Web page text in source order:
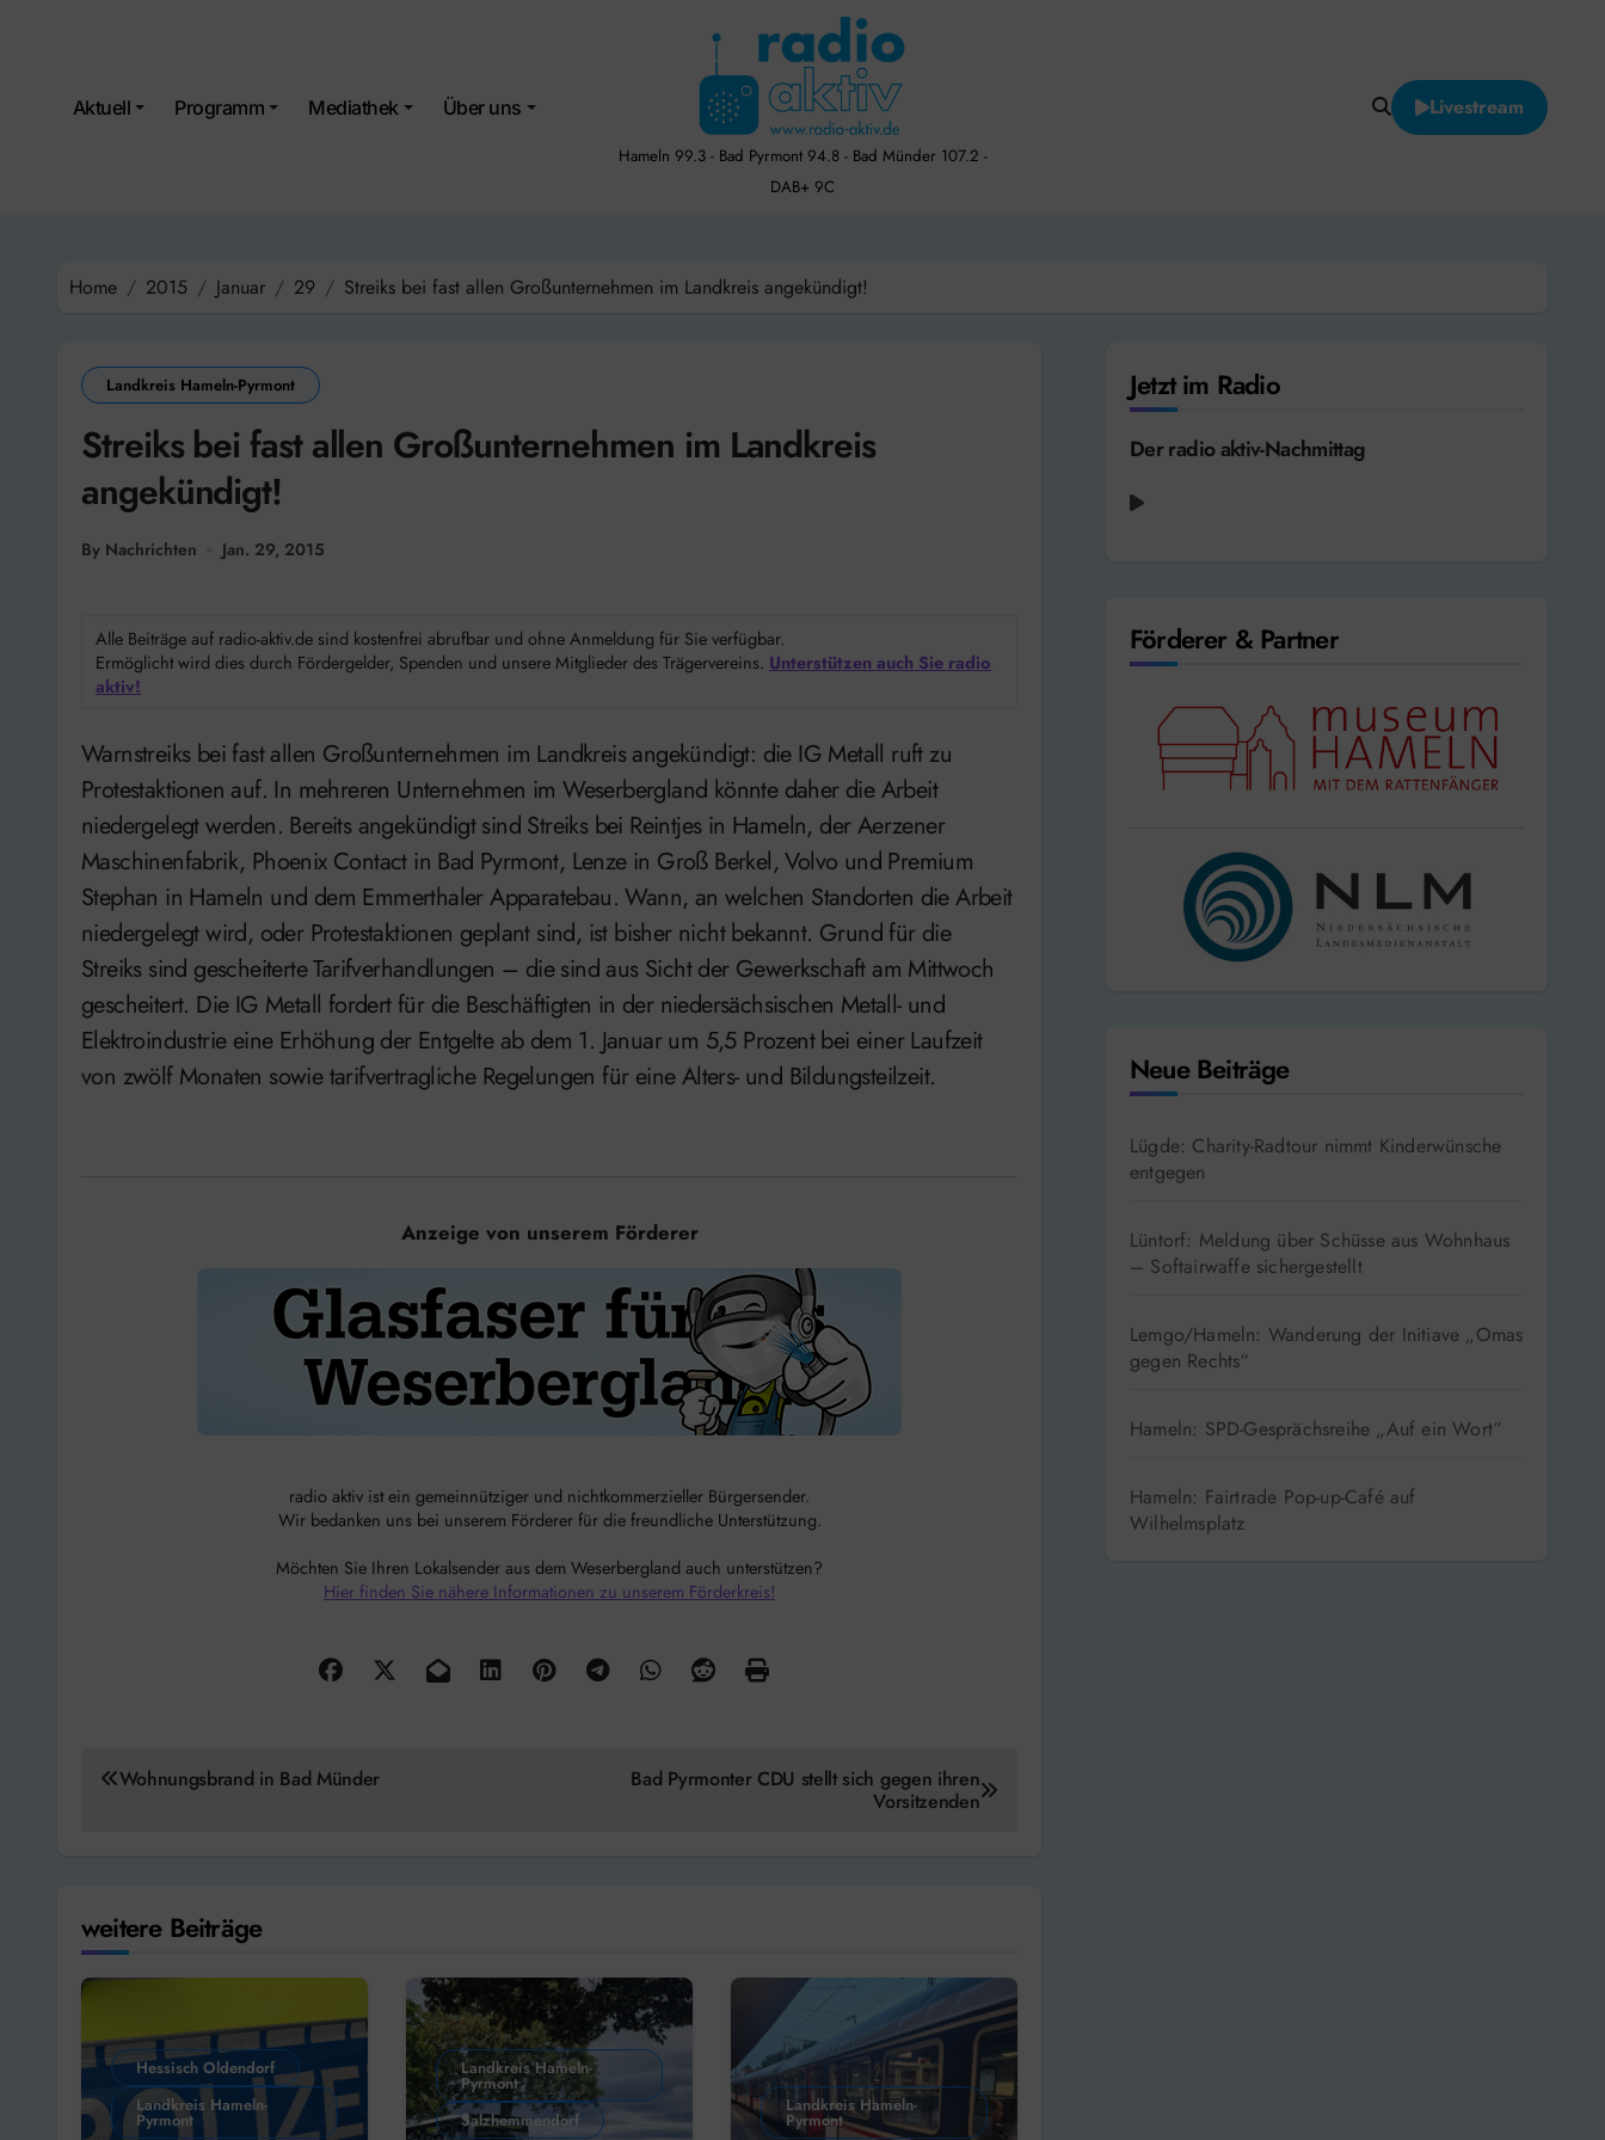
Aktuell Programm Mediathek Über uns
Hameln 99.3 - Bad Pyrmont 94.8 - Bad Münder 107.2 -
DAB+ 9C
Livestream
Home 2015 Januar 29 Streiks bei fast allen Großunternehmen im Landkreis angekündigt!
Landkreis Hameln-Pyrmont
Streiks bei fast allen Großunternehmen im Landkreis
angekündigt!
By Nachrichten Jan. 29, 2015
Alle Beiträge auf radio-aktiv.de sind kostenfrei abrufbar und ohne Anmeldung für Sie verfügbar.
Ermöglicht wird dies durch Fördergelder, Spenden und unsere Mitglieder des Trägervereins. Unterstützen auch Sie radio
aktiv!
Warnstreiks bei fast allen Großunternehmen im Landkreis angekündigt: die IG Metall ruft zu
Protestaktionen auf. In mehreren Unternehmen im Weserbergland könnte daher die Arbeit
niedergelegt werden. Bereits angekündigt sind Streiks bei Reintjes in Hameln, der Aerzener
Maschinenfabrik, Phoenix Contact in Bad Pyrmont, Lenze in Groß Berkel, Volvo und Premium
Stephan in Hameln und dem Emmerthaler Apparatebau. Wann, an welchen Standorten die Arbeit
niedergelegt wird, oder Protestaktionen geplant sind, ist bisher nicht bekannt. Grund für die
Streiks sind gescheiterte Tarifverhandlungen – die sind aus Sicht der Gewerkschaft am Mittwoch
gescheitert. Die IG Metall fordert für die Beschäftigten in der niedersächsischen Metall- und
Elektroindustrie eine Erhöhung der Entgelte ab dem 1. Januar um 5,5 Prozent bei einer Laufzeit
von zwölf Monaten sowie tarifvertragliche Regelungen für eine Alters- und Bildungsteilzeit.
Anzeige von unserem Förderer
radio aktiv ist ein gemeinnütziger und nichtkommerzieller Bürgersender.
Wir bedanken uns bei unserem Förderer für die freundliche Unterstützung.
Möchten Sie Ihren Lokalsender aus dem Weserbergland auch unterstützen?
Hier finden Sie nähere Informationen zu unserem Förderkreis!
Beitragsnavigation
Wohnungsbrand in Bad Münder
Bad Pyrmonter CDU stellt sich gegen ihren
Vorsitzenden
weitere Beiträge
Hessisch Oldendorf
Landkreis Hameln-
Pyrmont
Landkreis Hameln-
Pyrmont
Salzhemmendorf
Landkreis Hameln-
Pyrmont
Jetzt im Radio
Der radio aktiv-Nachmittag
Förderer & Partner
Neue Beiträge
Lügde: Charity-Radtour nimmt Kinderwünsche
entgegen
Lüntorf: Meldung über Schüsse aus Wohnhaus
– Softairwaffe sichergestellt
Lemgo/Hameln: Wanderung der Initiave „Omas
gegen Rechts“
Hameln: SPD-Gesprächsreihe „Auf ein Wort“
Hameln: Fairtrade Pop-up-Café auf
Wilhelmsplatz